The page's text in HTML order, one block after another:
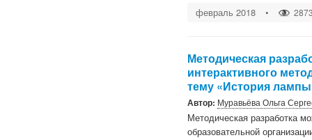
февраль 2018 •
Методическая
интерактивного
тему «История
Автор: Муравьёва Ольга
Методическая разработка
образовательной